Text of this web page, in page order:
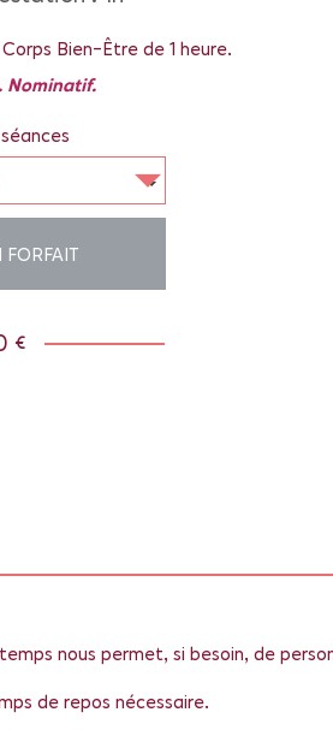
Bien-Être de 1 heure.
Nominatif.
FORFAIT
€
nous permet, si besoin, de
de repos nécessaire.